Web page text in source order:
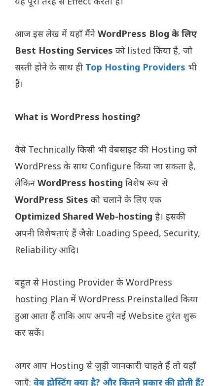
आज इस लेख में यहाँ मैंने WordPress Blog के लिए
Best Hosting Services को listed किया है, जो
सस्ती होने के साथ ही Top Hosting Providers भी
हैं।
What is WordPress hosting?
वैसे Technically किसी भी वेबसाइट की Hosting को
WordPress के साथ Configure किया जा सकता है,
लेकिन WordPress hosting विशेष रूप से
WordPress Sites को चलाने के लिए एक
Optimized Shared Web-hosting है। इसकी
अपनी विशेषताएं हैं जैसेः Loading Speed, Security,
Reliability आदि।
बहुत से Hosting Provider के WordPress
hosting Plan में WordPress Preinstalled किया
हुआ आता हैं ताकि आप अपनी नई Website तुरंत शुरू
कर सकें।
अगर आप Hosting से जुड़ी जानकारी चाहते हैं तो यहाँ
जाएँ: वेब होस्टिंग क्या है? और कितने प्रकार की होती हैं?